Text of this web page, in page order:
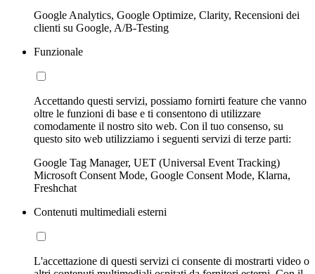
Google Analytics, Google Optimize, Clarity, Recensioni dei
clienti su Google, A/B-Testing
Funzionale
Accettando questi servizi, possiamo fornirti feature che vanno
oltre le funzioni di base e ti consentono di utilizzare
comodamente il nostro sito web. Con il tuo consenso, su
questo sito web utilizziamo i seguenti servizi di terze parti:
Google Tag Manager, UET (Universal Event Tracking)
Microsoft Consent Mode, Google Consent Mode, Klarna,
Freshchat
Contenuti multimediali esterni
L'accettazione di questi servizi ci consente di mostrarti video o